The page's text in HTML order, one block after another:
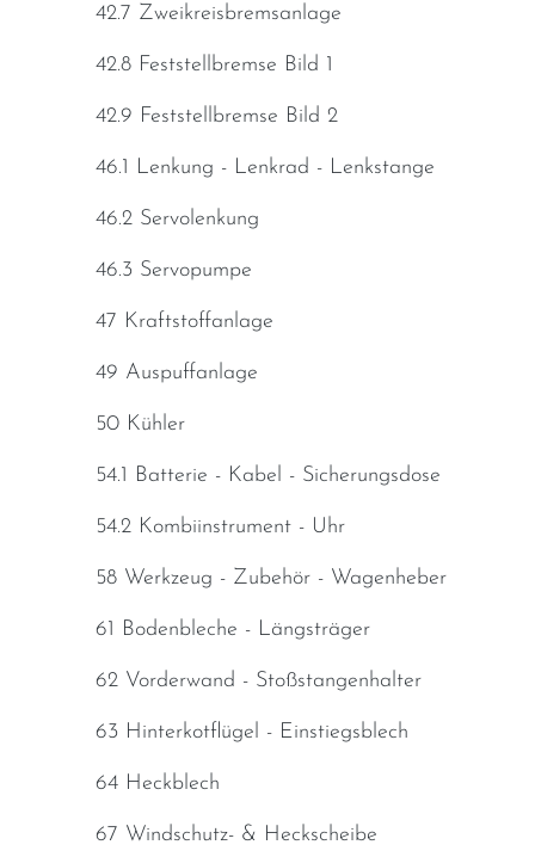
42.7 Zweikreisbremsanlage
42.8 Feststellbremse Bild 1
42.9 Feststellbremse Bild 2
46.1 Lenkung - Lenkrad - Lenkstange
46.2 Servolenkung
46.3 Servopumpe
47 Kraftstoffanlage
49 Auspuffanlage
50 Kühler
54.1 Batterie - Kabel - Sicherungsdose
54.2 Kombiinstrument - Uhr
58 Werkzeug - Zubehör - Wagenheber
61 Bodenbleche - Längsträger
62 Vorderwand - Stoßstangenhalter
63 Hinterkotflügel - Einstiegsblech
64 Heckblech
67 Windschutz- & Heckscheibe